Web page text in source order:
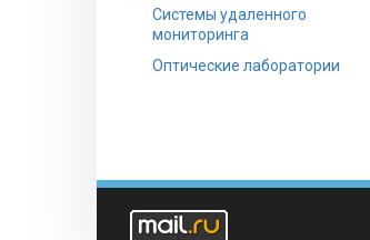
Системы удаленного
мониторинга
Оптические лаборатории